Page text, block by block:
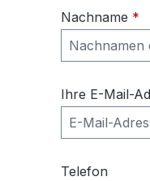
Nachname *
Ihre E-Mail-
Telefon